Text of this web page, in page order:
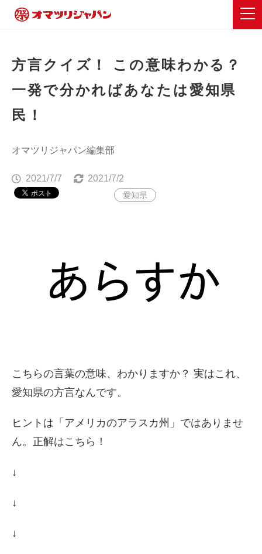
方言クイズ！ この意味わかる？
一発で分かればあなたは愛知県
民！
オマツリジャパン編集部
2021/7/7 2021/7/2
愛知県
こちらの言葉の意味、わかりますか？ 実はこれ、
愛知県の方言なんです。
ヒントは「アメリカのアラスカ州」ではありませ
ん。正解はこちら！
↓
↓
↓